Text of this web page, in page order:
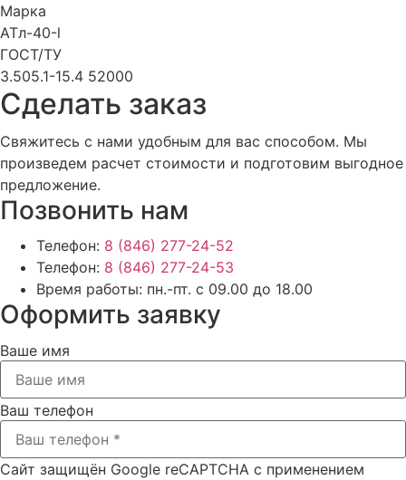
Марка
АТл-40-l
ГОСТ/ТУ
3.505.1-15.4 52000
Cделать заказ
Свяжитесь с нами удобным для вас способом. Мы
произведем расчет стоимости и подготовим выгодное
предложение.
Позвонить нам
Телефон: 8 (846) 277-24-52
Телефон: 8 (846) 277-24-53
Время работы: пн.-пт. с 09.00 до 18.00
Оформить заявку
Ваше имя
Ваш телефон
Сайт защищён Google reCAPTCHA с применением